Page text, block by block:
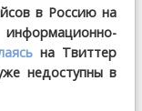
в Россию на
на Твиттер
недоступны в